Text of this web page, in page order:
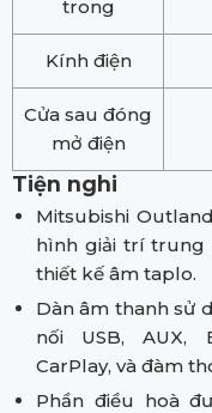
trong
Kính điện
Cửa sau đóng
mở điện
Tiện nghi
Mitsubishi
hình giải trí trung
thiết kế âm taplo.
Dàn âm thanh sử
nối USB, AUX,
CarPlay, và đàm
Phần điều hoà